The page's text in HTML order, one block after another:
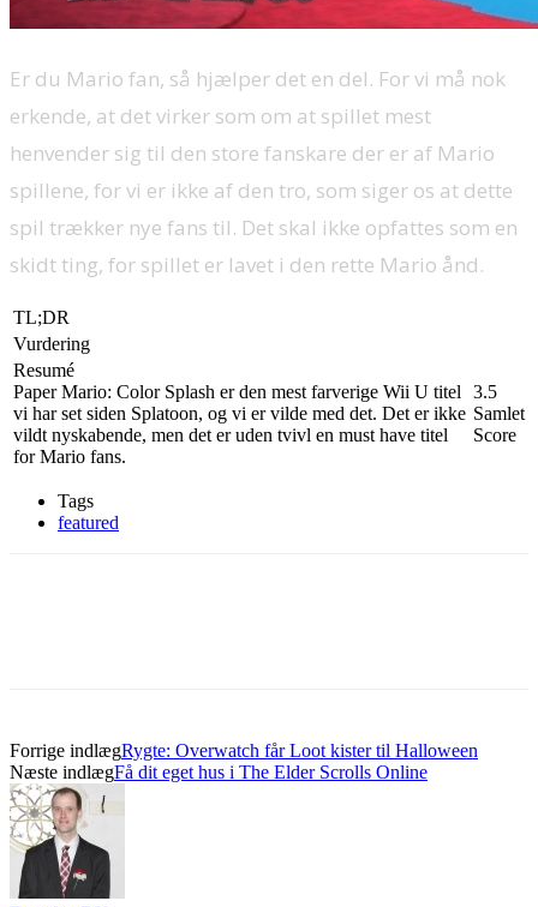
Er du Mario fan, så hjælper det en del. For vi må nok
erkende, at det virker som om at spillet mest
henvender sig til den store fanskare der er af Mario
spillene, for vi er ikke af den tro, som siger os at dette
spil trækker nye fans til. Det skal ikke opfattes som en
skidt ting, for spillet er lavet i den rette Mario ånd.
TL;DR
Vurdering
Resumé
Paper Mario: Color Splash er den mest farverige Wii U titel
vi har set siden Splatoon, og vi er vilde med det. Det er ikke
vildt nyskabende, men det er uden tvivl en must have titel
for Mario fans.
3.5
Samlet
Score
Tags
featured
Forrige indlægRygte: Overwatch får Loot kister til Halloween
Næste indlægFå dit eget hus i The Elder Scrolls Online